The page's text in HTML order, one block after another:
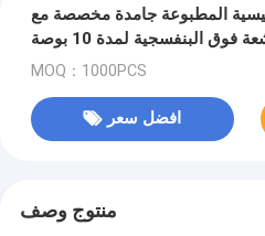
المطبوعة جامدة مخصصة مع
MOQ：1000PCS
افضل سعر
منتوج وصف